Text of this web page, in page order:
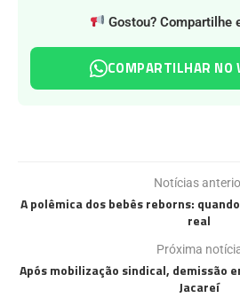
Gostou? Compartilhe
COMPARTILHAR NO
Notícias
A polêmica dos bebês reborns:
real
Próxima
Após mobilização sindical, demissão
Jacareí